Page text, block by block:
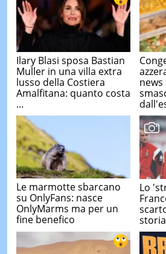
Ilary Blasi sposa Bastian
Muller in una villa extra
lusso della Costiera
Amalfitana: quanto costa
...
news
Le marmotte sbarcano
su OnlyFans: nasce
OnlyMarms ma per un
fine benefico
Lo